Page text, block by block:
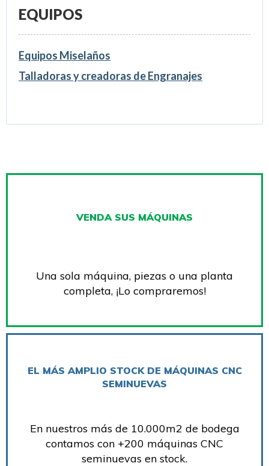
EQUIPOS
Equipos Miselaños
Talladoras y creadoras de Engranajes
VENDA SUS MÁQUINAS
Una sola máquina, piezas o una planta
completa, ¡Lo compraremos!
EL MÁS AMPLIO STOCK DE MÁQUINAS CNC
SEMINUEVAS
En nuestros más de 10.000m2 de bodega
contamos con +200 máquinas CNC
seminuevas en stock.